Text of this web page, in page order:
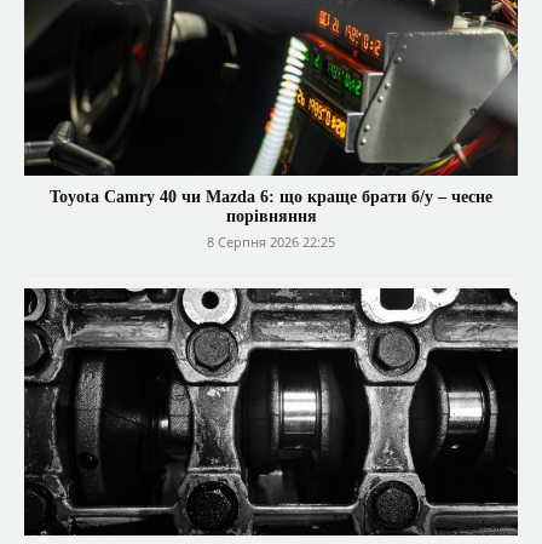
Toyota Camry 40 чи Mazda 6: що краще брати б/у – чесне
порівняння
8 Серпня 2026 22:25